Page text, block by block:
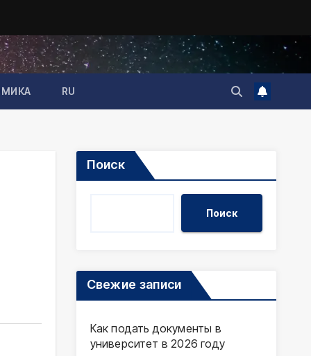
RU
Поиск
Поиск
Свежие записи
Как подать документы в
университет в 2026 году